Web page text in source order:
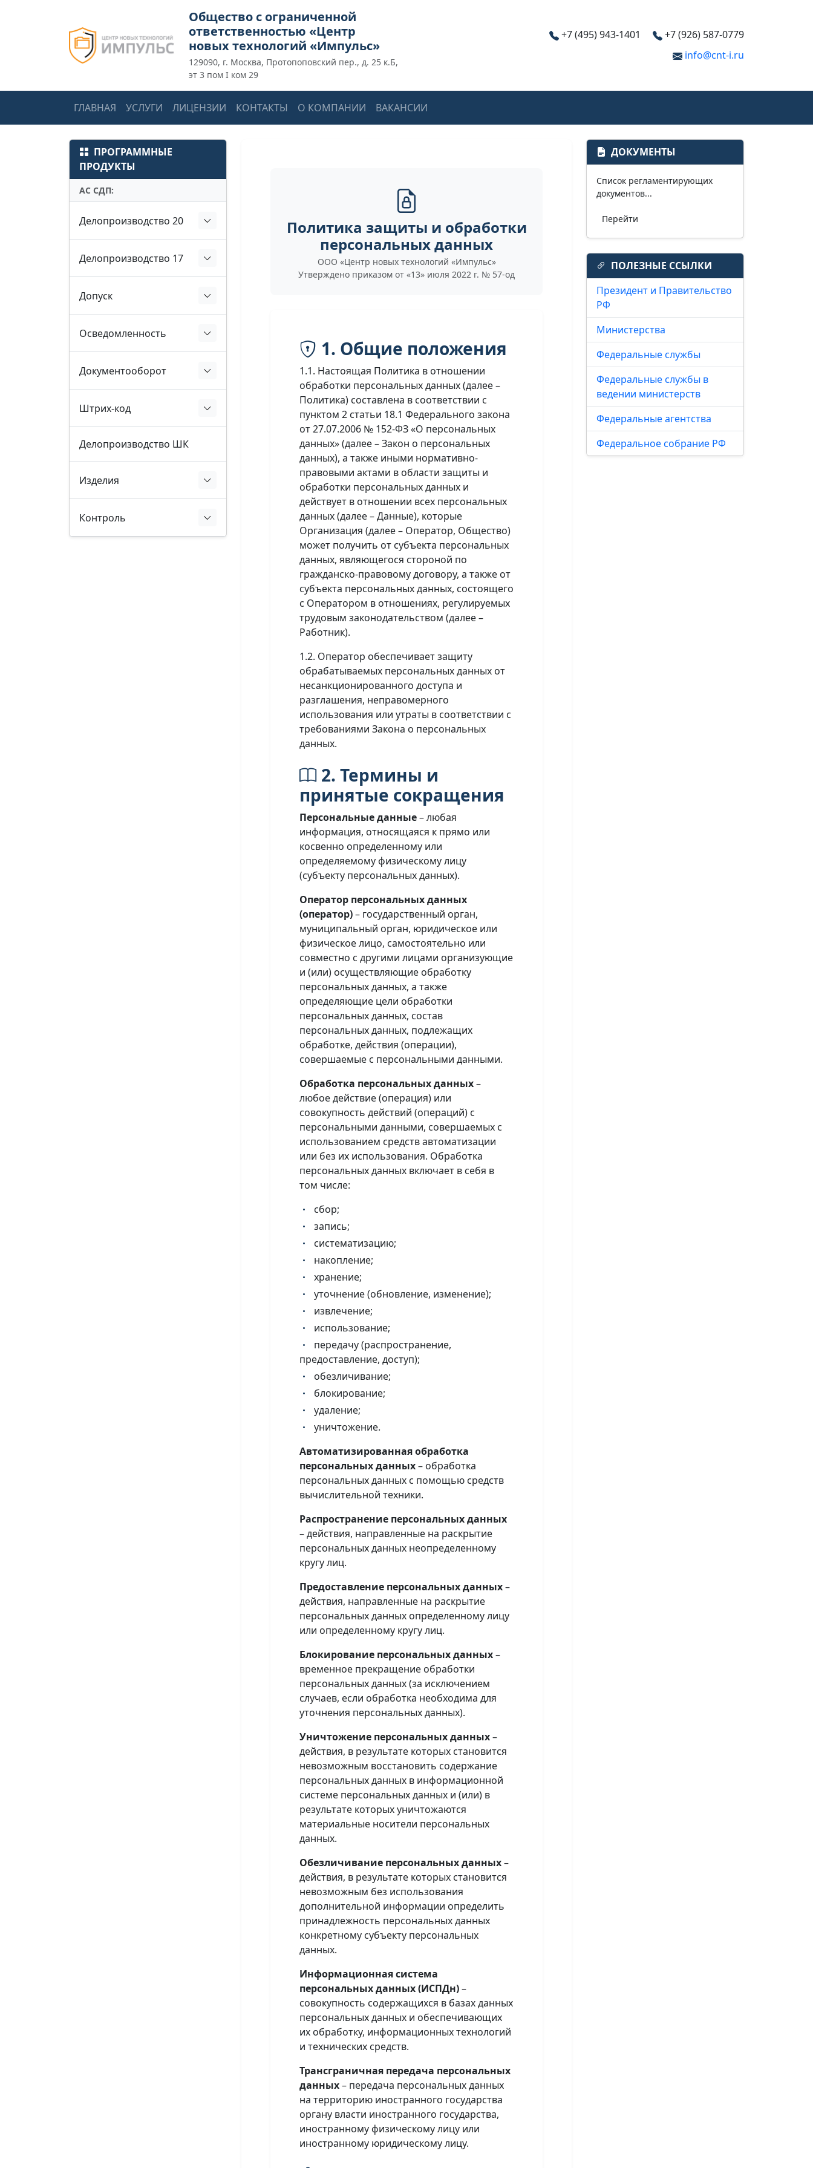
Общество с ограниченной
ответственностью «Центр
новых технологий «Импульс»
129090, г. Москва, Протопоповский пер., д. 25 к.Б,
эт 3 пом I ком 29
+7 (495) 943-1401
+7 (926) 587-0779
info@cnt-i.ru
ГЛАВНАЯ УСЛУГИ ЛИЦЕНЗИИ КОНТАКТЫ О КОМПАНИИ ВАКАНСИИ
ПРОГРАММНЫЕ
ПРОДУКТЫ
АС СДП:
Делопроизводство 20
Делопроизводство 17
Допуск
Осведомленность
Документооборот
Штрих-код
Делопроизводство ШК
Изделия
Контроль
Политика защиты и обработки
персональных данных
ООО «Центр новых технологий «Импульс»
Утверждено приказом от «13» июля 2022 г. № 57-од
1. Общие положения
1.1. Настоящая Политика в отношении
обработки персональных данных (далее –
Политика) составлена в соответствии с
пунктом 2 статьи 18.1 Федерального закона
от 27.07.2006 № 152-ФЗ «О персональных
данных» (далее – Закон о персональных
данных), а также иными нормативно-
правовыми актами в области защиты и
обработки персональных данных и
действует в отношении всех персональных
данных (далее – Данные), которые
Организация (далее – Оператор, Общество)
может получить от субъекта персональных
данных, являющегося стороной по
гражданско-правовому договору, а также от
субъекта персональных данных, состоящего
с Оператором в отношениях, регулируемых
трудовым законодательством (далее –
Работник).
1.2. Оператор обеспечивает защиту
обрабатываемых персональных данных от
несанкционированного доступа и
разглашения, неправомерного
использования или утраты в соответствии с
требованиями Закона о персональных
данных.
2. Термины и
принятые сокращения
Персональные данные– любая
информация, относящаяся к прямо или
косвенно определенному или
определяемому физическому лицу
(субъекту персональных данных).
Оператор персональных данных
(оператор)– государственный орган,
муниципальный орган, юридическое или
физическое лицо, самостоятельно или
совместно с другими лицами организующие
и (или) осуществляющие обработку
персональных данных, а также
определяющие цели обработки
персональных данных, состав
персональных данных, подлежащих
обработке, действия (операции),
совершаемые с персональными данными.
Обработка персональных данных–
любое действие (операция) или
совокупность действий (операций) с
персональными данными, совершаемых с
использованием средств автоматизации
или без их использования. Обработка
персональных данных включает в себя в
том числе:
сбор;
запись;
систематизацию;
накопление;
хранение;
уточнение (обновление, изменение);
извлечение;
использование;
передачу (распространение,
предоставление, доступ);
обезличивание;
блокирование;
удаление;
уничтожение.
Автоматизированная обработка
персональных данных– обработка
персональных данных с помощью средств
вычислительной техники.
Распространение персональных данных
– действия, направленные на раскрытие
персональных данных неопределенному
кругу лиц.
Предоставление персональных данных–
действия, направленные на раскрытие
персональных данных определенному лицу
или определенному кругу лиц.
Блокирование персональных данных–
временное прекращение обработки
персональных данных (за исключением
случаев, если обработка необходима для
уточнения персональных данных).
Уничтожение персональных данных–
действия, в результате которых становится
невозможным восстановить содержание
персональных данных в информационной
системе персональных данных и (или) в
результате которых уничтожаются
материальные носители персональных
данных.
Обезличивание персональных данных–
действия, в результате которых становится
невозможным без использования
дополнительной информации определить
принадлежность персональных данных
конкретному субъекту персональных
данных.
Информационная система
персональных данных (ИСПДн)–
совокупность содержащихся в базах данных
персональных данных и обеспечивающих
их обработку, информационных технологий
и технических средств.
Трансграничная передача персональных
данных– передача персональных данных
на территорию иностранного государства
органу власти иностранного государства,
иностранному физическому лицу или
иностранному юридическому лицу.
ДОКУМЕНТЫ
Список регламентирующих
документов...
Перейти
ПОЛЕЗНЫЕ ССЫЛКИ
Президент и Правительство
РФ
Министерства
Федеральные службы
Федеральные службы в
ведении министерств
Федеральные агентства
Федеральное собрание РФ